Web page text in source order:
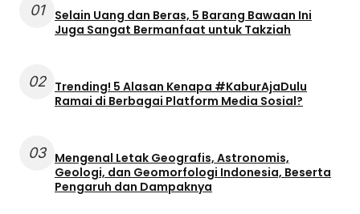
01
Selain Uang dan Beras, 5 Barang Bawaan Ini
Juga Sangat Bermanfaat untuk Takziah
02 Trending! 5 Alasan Kenapa #KaburAjaDulu
Ramai di Berbagai Platform Media Sosial?
03 Mengenal Letak Geografis, Astronomis,
Geologi, dan Geomorfologi Indonesia, Beserta
Pengaruh dan Dampaknya